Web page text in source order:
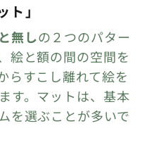
」
無しの２つのパター
絵と額の間の空間を
らすこし離れて絵を
す。マットは、基本
を選ぶことが多いで